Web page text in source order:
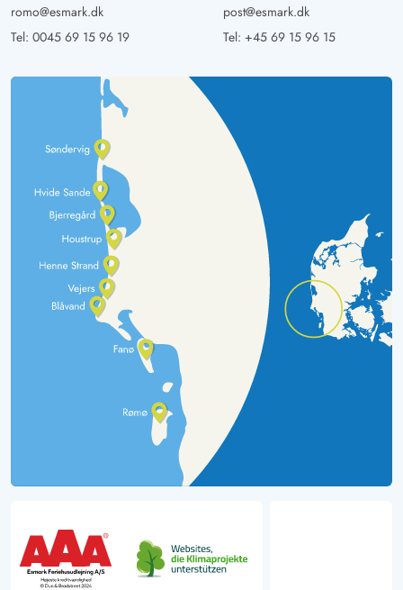
romo@esmark.dk
Tel: 0045 69 15 96 19
post@esmark.dk
Tel: +45 69 15 96 15